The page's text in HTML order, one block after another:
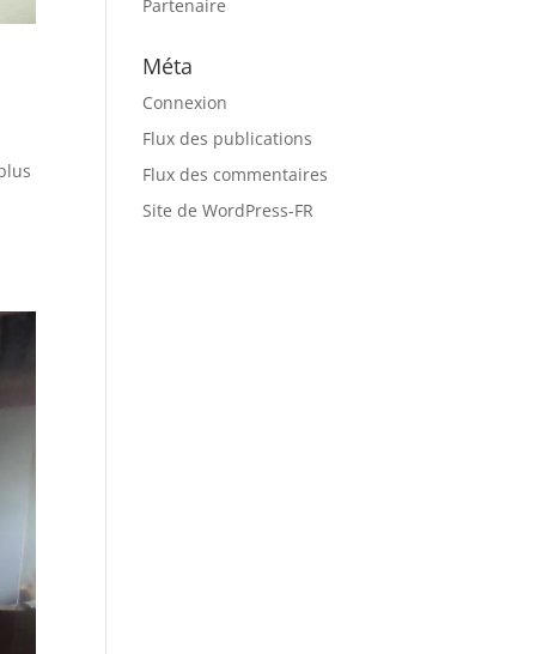
Partenaire
Méta
Connexion
Flux des publications
Flux des commentaires
Site de WordPress-FR